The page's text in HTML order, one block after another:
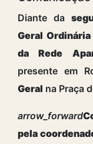
Diante da
Geral
da Rede
presente em
Geral na Praça
arrow_forward
pela